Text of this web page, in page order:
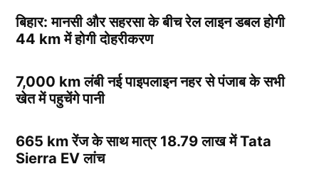
बिहार: मानसी और सहरसा के बीच रेल लाइन डबल होगी
44 km में होगी दोहरीकरण
7,000 km लंबी नई पाइपलाइन नहर से पंजाब के सभी
खेत में पहुचेंगे पानी
665 km रेंज के साथ मात्र 18.79 लाख में Tata
Sierra EV लांच